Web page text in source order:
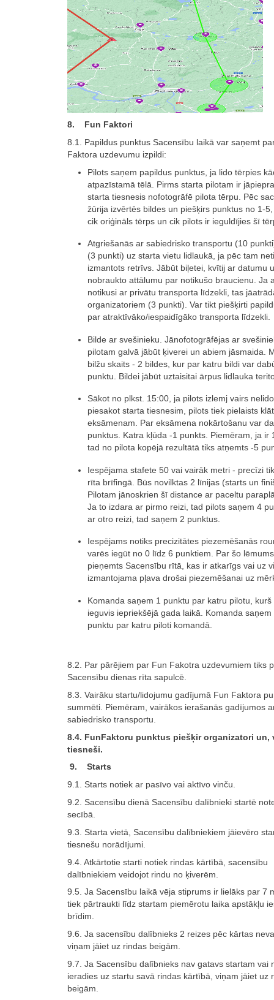
8. Fun Faktori
8.1. Papildus punktus Sacensību laikā var saņemt
Faktora uzdevumu izpildi:
Pilots saņem papildus punktus, ja lido tērpies
atpazīstamā tēlā. Pirms starta pilotam ir
starta tiesnesis nofotogrāfē pilota tērpu. Pēc
žūrija izvērtēs bildes un piešķirs punktus no 1-
cik oriģināls tērps un cik pilots ir ieguldījies šī
Atgriešanās ar sabiedrisko transportu (10
(3 punkti) uz starta vietu lidlaukā, ja pēc tam
izmantots retrīvs. Jābūt biļetei, kvītij ar datumu
nobraukto attālumu par notikušo braucienu. Ja
notikusi ar privātu transporta līdzekli, tas
organizatoriem (3 punkti). Var tikt piešķirti
par atraktīvāko/iespaidīgāko transporta līdzekli.
Bilde ar svešinieku. Jānofotogrāfējas ar
pilotam galvā jābūt ķiverei un abiem jāsmaida.
bilžu skaits - 2 bildes, kur par katru bildi var
punktu. Bildei jābūt uztaisitai ārpus lidlauka
Sākot no plkst. 15:00, ja pilots izlemj vairs
piesakot starta tiesnesim, pilots tiek pielaists klāt
eksāmenam. Par eksāmena nokārtošanu var
punktus. Katra kļūda -1 punkts. Piemēram, ja ir
tad no pilota kopējā rezultātā tiks atņemts -5
Iespējama stafete 50 vai vairāk metri - precīzi
rīta brīfingā. Būs novilktas 2 līnijas (starts un
Pilotam jānoskrien šī distance ar paceltu
Ja to izdara ar pirmo reizi, tad pilots saņem 4
ar otro reizi, tad saņem 2 punktus.
Iespējams notiks precizitātes piezemēšanās
varēs iegūt no 0 līdz 6 punktiem. Par šo
pieņemts Sacensību rītā, kas ir atkarīgs vai uz
izmantojama pļava drošai piezemēšanai uz
Komanda saņem 1 punktu par katru pilotu, kurš
ieguvis iepriekšējā gada laikā. Komanda
punktu par katru piloti komandā.
8.2. Par pārējiem par Fun Fakotra uzdevumiem tiks
Sacensību dienas rīta sapulcē.
8.3. Vairāku startu/lidojumu gadījumā Fun Faktora
summēti. Piemēram, vairākos ierašanās gadījumos
sabiedrisko transportu.
8.4. FunFaktoru punktus piešķir organizatori un,
tiesneši.
9. Starts
9.1. Starts notiek ar pasīvo vai aktīvo vinču.
9.2. Sacensību dienā Sacensību dalībnieki startē
secībā.
9.3. Starta vietā, Sacensību dalībniekiem jāievēro
tiesnešu norādījumi.
9.4. Atkārtotie starti notiek rindas kārtībā, sacensību
dalībniekiem veidojot rindu no ķiverēm.
9.5. Ja Sacensību laikā vēja stiprums ir lielāks par 7
tiek pārtraukti līdz startam piemērotu laika apstākļu
brīdim.
9.6. Ja sacensību dalībnieks 2 reizes pēc kārtas
viņam jāiet uz rindas beigām.
9.7. Ja Sacensību dalībnieks nav gatavs startam vai
ieradies uz startu savā rindas kārtībā, viņam jāiet uz
beigām.